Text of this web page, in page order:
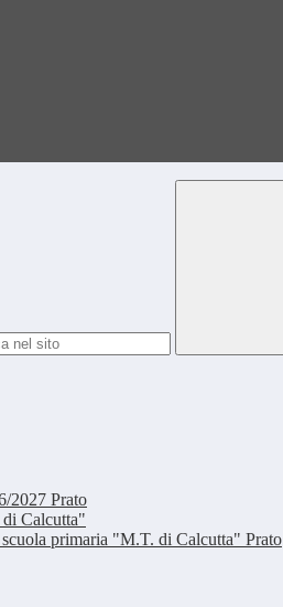
2027 Prato
Calcutta"
primaria "M.T. di Calcutta" Prato